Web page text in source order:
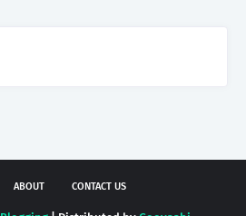
ABOUT CONTACT US